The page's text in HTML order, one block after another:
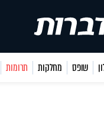
שופס מחלקות תרומות